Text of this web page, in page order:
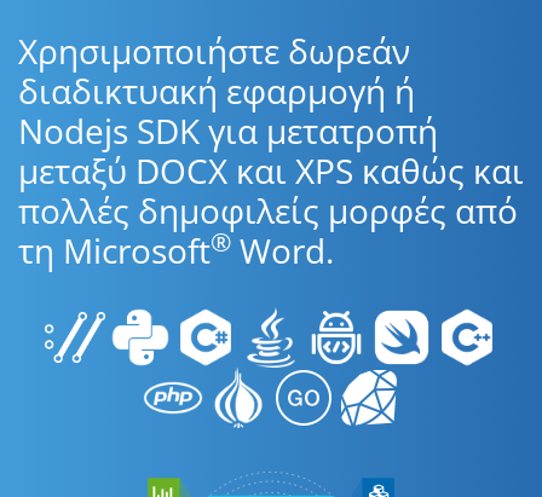
Χρησιμοποιήστε δωρεάν
διαδικτυακή εφαρμογή ή
Nodejs SDK για μετατροπή
μεταξύ DOCX και XPS καθώς και
πολλές δημοφιλείς μορφές από
τη Microsoft® Word.